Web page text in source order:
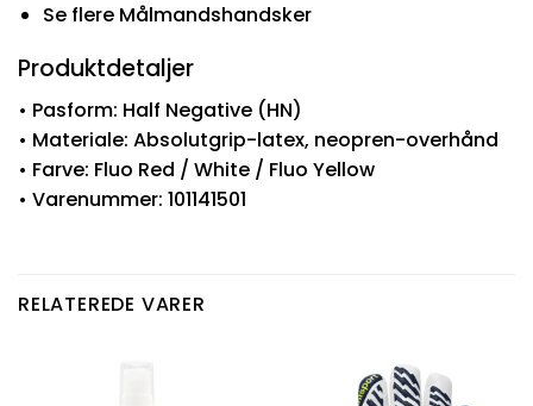
Se flere Målmandshandsker
Produktdetaljer
• Pasform: Half Negative (HN)
• Materiale: Absolutgrip-latex, neopren-overhånd
• Farve: Fluo Red / White / Fluo Yellow
• Varenummer: 101141501
RELATEREDE VARER